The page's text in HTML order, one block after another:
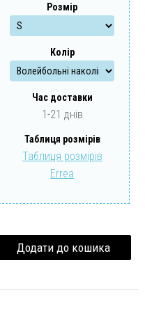
Розмір
Колір
Час доставки
1-21 днів
Таблиця розмірів
Таблиця розмірів
Errea
свій логін?